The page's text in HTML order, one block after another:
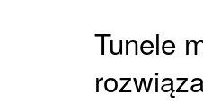
Tunele